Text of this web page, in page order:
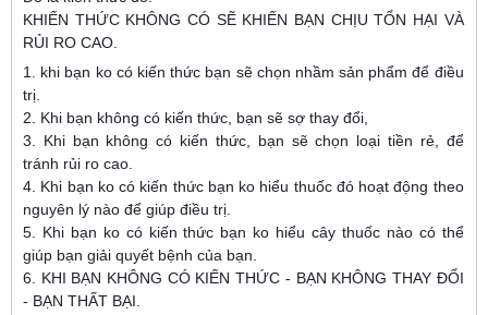
KHIẾN THỨC KHÔNG CÓ SẼ KHIẾN BẠN CHỊU TỔN HẠI VÀ
RỦI RO CAO.
1. khi bạn ko có kiến thức bạn sẽ chọn nhầm sản phẩm để điều
trị.
2. Khi bạn không có kiến thức, bạn sẽ sợ thay đổi,
3. Khi bạn không có kiến thức, bạn sẽ chọn loại tiền rẻ, để
tránh rủi ro cao.
4. Khi bạn ko có kiến thức bạn ko hiểu thuốc đó hoạt động theo
nguyên lý nào để giúp điều trị.
5. Khi bạn ko có kiến thức bạn ko hiểu cây thuốc nào có thể
giúp bạn giải quyết bệnh của bạn.
6. KHI BẠN KHÔNG CÓ KIẾN THỨC - BẠN KHÔNG THAY ĐỔI
- BẠN THẤT BẠI.